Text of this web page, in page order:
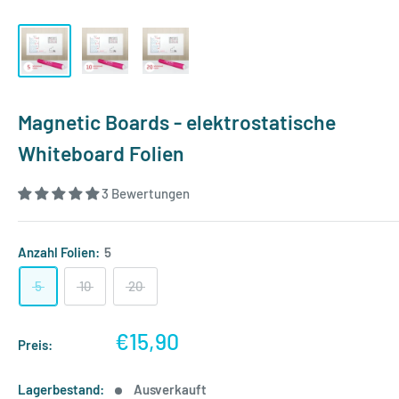
Magnetic Boards - elektrostatische
Whiteboard Folien
3 Bewertungen
Anzahl Folien: 5
5 10 20
Preis: Sonderpreis
€15,90
Lagerbestand: Ausverkauft